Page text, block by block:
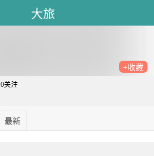
大旅
+收藏
0关注
最新